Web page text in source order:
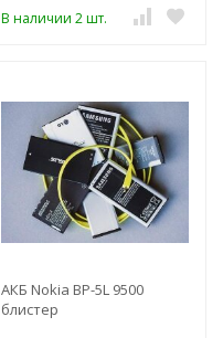
В наличии 2 шт.
АКБ Nokia BP-5L 9500
блистер